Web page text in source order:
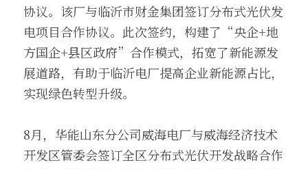
协议。该厂与临沂市财金集团签订分布式光伏发
电项目合作协议。此次签约，构建了“央企+地
方国企+县区政府”合作模式，拓宽了新能源发
展道路，有助于临沂电厂提高企业新能源占比，
实现绿色转型升级。
8月，华能山东分公司威海电厂与威海经济技术
开发区管委会签订全区分布式光伏开发战略合作